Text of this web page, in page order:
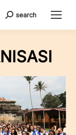
Search:
search